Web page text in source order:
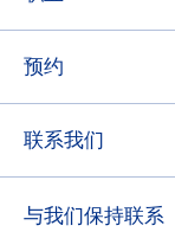
预约
联系我们
与我们保持联系